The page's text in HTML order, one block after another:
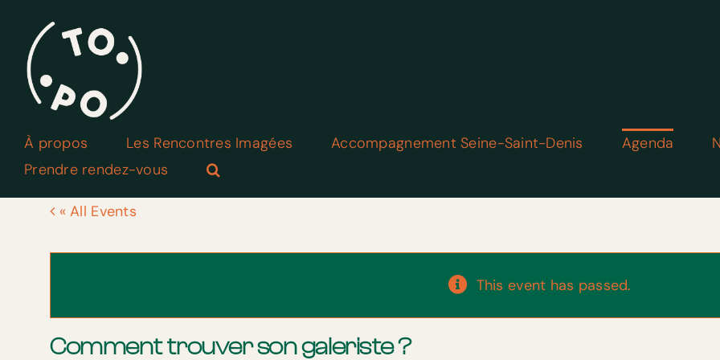
content
À propos Les Rencontres Imagées Accompagnement Seine-Saint-Denis Agenda
Prendre rendez-vous
« All Events
This event has passed.
Comment trouver son galeriste ?